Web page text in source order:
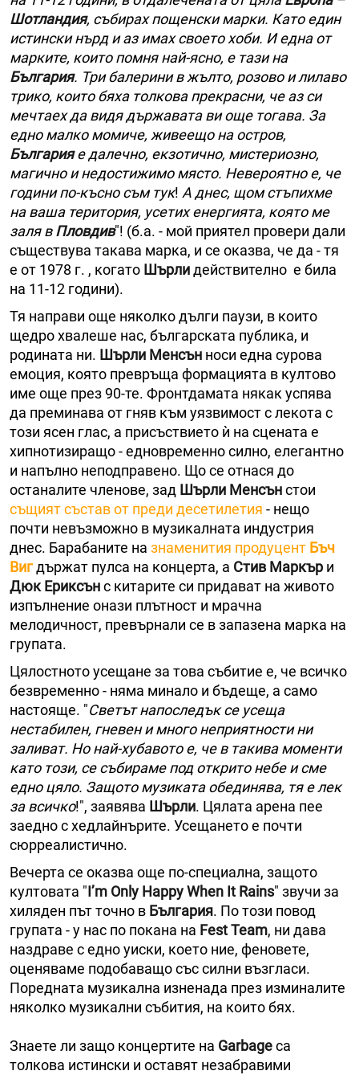
Шотландия, събирах пощенски марки. Като един
истински нърд и аз имах своето хоби. И една от
марките, които помня най-ясно, е тази на
България. Три балерини в жълто, розово и лилаво
трико, които бяха толкова прекрасни, че аз си
мечтаех да видя държавата ви още тогава. За
едно малко момиче, живеещо на остров,
Българияе далечно, екзотично, мистериозно,
магично и недостижимо място. Невероятно е, че
години по-късно съм тук! А днес, щом стъпихме
на ваша територия, усетих енергията, която ме
заля вПловдив"! (б.а. - мой приятел провери дали
съществува такава марка, и се оказва, че да - тя
е от 1978 г. , когато Шърлидействително е била
на 11-12 години).
Тя направи още няколко дълги паузи, в които
щедро хвалеше нас, българската публика, и
родината ни. Шърли Менсън носи една сурова
емоция, която превръща формацията в култово
име още през 90-те. Фронтдамата някак успява
да преминава от гняв към уязвимост с лекота с
този ясен глас, а присъствието ѝ на сцената е
хипнотизиращо - едновременно силно, елегантно
и напълно неподправено. Що се отнася до
останалите членове, зад Шърли Менсънстои
същият състав от преди десетилетия - нещо
почти невъзможно в музикалната индустрия
днес. Барабаните на знаменития продуцент Бъч
Вигдържат пулса на концерта, а Стив Маркър и
Дюк Ериксънс китарите си придават на живото
изпълнение онази плътност и мрачна
мелодичност, превърнали се в запазена марка на
групата.
Цялостното усещане за това събитие е, че всичко
безвременно - няма минало и бъдеще, а само
настояще. "Светът напоследък се усеща
нестабилен, гневен и много неприятности ни
заливат. Но най-хубавото е, че в такива моменти
като този, се събираме под открито небе и сме
едно цяло. Защото музиката обединява, тя е лек
за всичко!", заявява Шърли. Цялата арена пее
заедно с хедлайнърите. Усещането е почти
сюрреалистично.
Вечерта се оказва още по-специална, защото
култовата "I’m Only Happy When It Rains" звучи за
хиляден път точно в България. По този повод
групата - у нас по покана на Fest Team, ни дава
наздраве с едно уиски, което ние, феновете,
оценяваме подобаващо със силни възгласи.
Поредната музикална изненада през изминалите
няколко музикални събития, на които бях.
Знаете ли защо концертите на Garbageса
толкова истински и оставят незабравими